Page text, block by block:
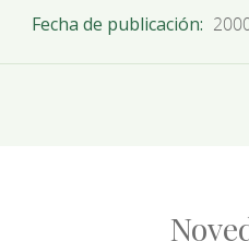
Fecha de publicación